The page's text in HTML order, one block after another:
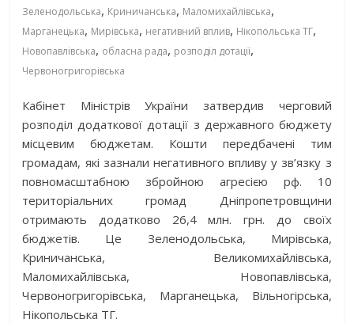
Зеленодольська, Криничанська, Маломихайлівська,
Марганецька, Мирівська, негативний вплив, Нікопольська ТГ,
Новопавлівська, обласна рада, розподіл дотації,
Червоногригорівська
Кабінет Міністрів України затвердив черговий
розподіл додаткової дотації з державного бюджету
місцевим бюджетам. Кошти передбачені тим
громадам, які зазнали негативного впливу у зв’язку з
повномасштабною збройною агресією рф. 10
територіальних громад Дніпропетровщини
отримають додатково 26,4 млн. грн. до своїх
бюджетів. Це Зеленодольська, Мирівська,
Криничанська, Великомихайлівська,
Маломихайлівська, Новопавлівська,
Червоногригорівська, Марганецька, Вільногірська,
Нікопольська ТГ.